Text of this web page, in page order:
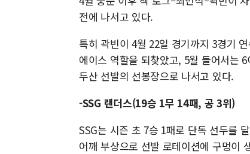
전에 나서고 있다.
특히 곽빈이 4월 22일 경기까지 3경기
에이스 역할을 되찾았고, 5월 들어서는
두산 선발의 선봉장으로 나서고 있다.
-SSG 랜더스(19승 1무 14패, 공 3위)
SSG는 시즌 초 7승 1패로 단독 선두를
어깨 부상으로 선발 로테이션에 구멍이